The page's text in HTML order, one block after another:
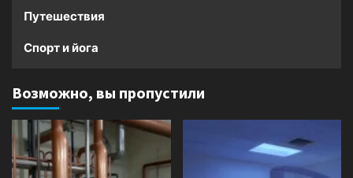
Путешествия
Спорт и йога
Возможно, вы пропустили